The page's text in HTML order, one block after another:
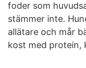
foder som
stämmer inte.
allätare och mår
kost med protein,